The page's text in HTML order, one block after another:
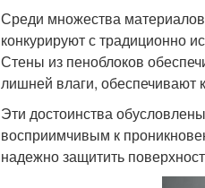
Среди множества
конкурируют с традиционно
Стены из пеноблоков
лишней влаги,
Эти достоинства
восприимчивым к
надежно защитить